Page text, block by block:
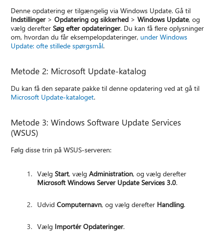
Denne opdatering er tilgængelig via Windows Update. Gå til
Indstillinger>Opdatering og sikkerhed >Windows Update, og
vælg derefterSøg efter opdateringer. Du kan få flere oplysninger
om, hvordan du får eksempelopdateringer, under Windows
Update: ofte stillede spørgsmål.
Metode 2: Microsoft Update-katalog
Du kan få den separate pakke til denne opdatering ved at gå til
Microsoft Update-kataloget.
Metode 3: Windows Software Update Services
(WSUS)
Følg disse trin på WSUS-serveren:
VælgStart, vælgAdministration, og vælg derefter
Microsoft Windows Server Update Services 3.0.
UdvidComputernavn, og vælg derefter Handling.
Vælg Importér Opdateringer.